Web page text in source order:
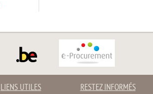
LIENS UTILES RESTEZ INFORMÉS